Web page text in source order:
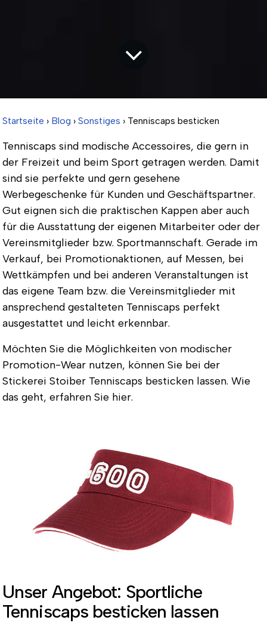
Startseite › Blog › Sonstiges › Tenniscaps besticken
Tenniscaps sind modische Accessoires, die gern in
der Freizeit und beim Sport getragen werden. Damit
sind sie perfekte und gern gesehene
Werbegeschenke für Kunden und Geschäftspartner.
Gut eignen sich die praktischen Kappen aber auch
für die Ausstattung der eigenen Mitarbeiter oder der
Vereinsmitglieder bzw. Sportmannschaft. Gerade im
Verkauf, bei Promotionaktionen, auf Messen, bei
Wettkämpfen und bei anderen Veranstaltungen ist
das eigene Team bzw. die Vereinsmitglieder mit
ansprechend gestalteten Tenniscaps perfekt
ausgestattet und leicht erkennbar.
Möchten Sie die Möglichkeiten von modischer
Promotion-Wear nutzen, können Sie bei der
Stickerei Stoiber Tenniscaps besticken lassen. Wie
das geht, erfahren Sie hier.
Unser Angebot: Sportliche
Tenniscaps besticken lassen